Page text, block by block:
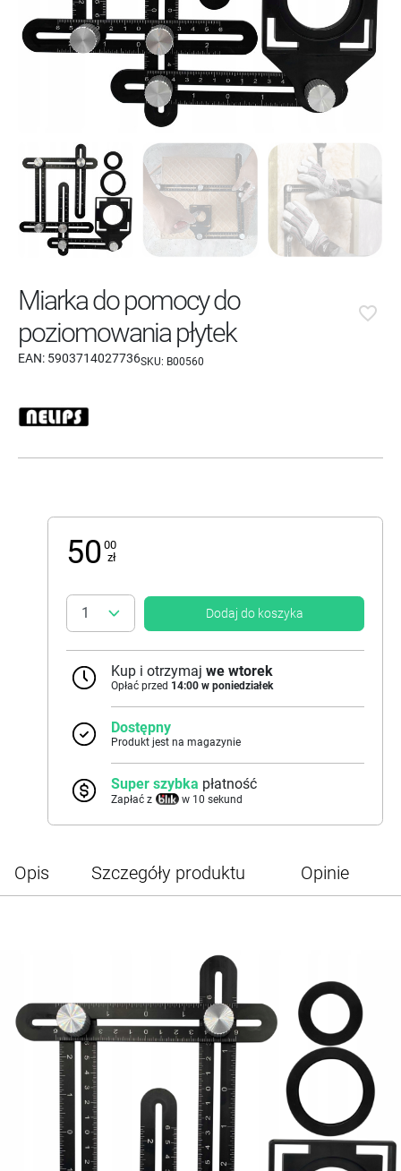
Miarka do pomocy do
poziomowania płytek
EAN: 5903714027736SKU: B00560
favorite_border
50 00
zł
Dodaj do koszyka
Kup i otrzymaj we wtorek
Opłać przed 14:00 w poniedziałek
Dostępny
Produkt jest na magazynie
Super szybka płatność
Zapłać z w 10 sekund
Opis Szczegóły produktu Opinie